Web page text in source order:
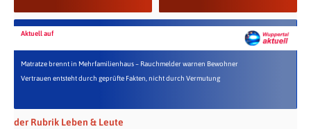
Aktuell auf
Matratze brennt in Mehrfamilienhaus – Rauchmelder warnen Bewohner
Vertrauen entsteht durch geprüfte Fakten, nicht durch Vermutung
der Rubrik Leben & Leute